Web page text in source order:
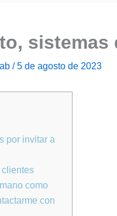
/5 de agosto de 2023
por invitar a
como
con